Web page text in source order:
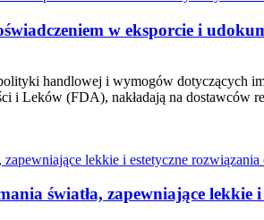
w eksporcie i
handlowej i wymogów dotyczących
Leków (FDA), nakładają na dostawców
światła, zapewniające